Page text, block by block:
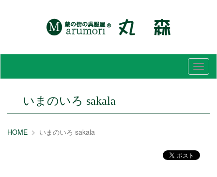
メ
ニ
いまのいろ sakala
HOME いまのいろ sakala